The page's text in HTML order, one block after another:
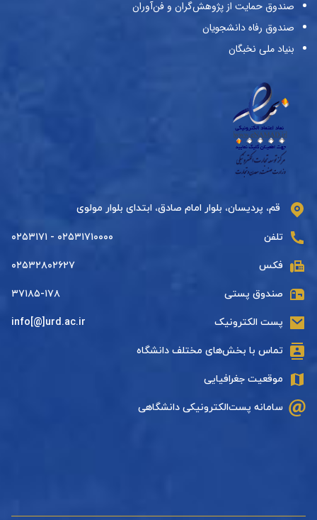
صندوق حمایت از پژوهش‌گران و فن‌آوران
صندوق رفاه دانشجویان
بنیاد ملی نخبگان
قم، پردیسان، بلوار امام صادق، ابتدای بلوار مولوی
تلفن ۰۲۵۳۱۷۱۰۰۰۰ - ۰۲۵۳۱۷۱
فکس ۰۲۵۳۲۸۰۲۶۲۷
صندوق پستی ۳۷۱۸۵-۱۷۸
پست الکترونیک info[@]urd.ac.ir
تماس با بخش‌های مختلف دانشگاه
موقعیت جغرافیایی
سامانه پست‌الکترونیکی دانشگاهی